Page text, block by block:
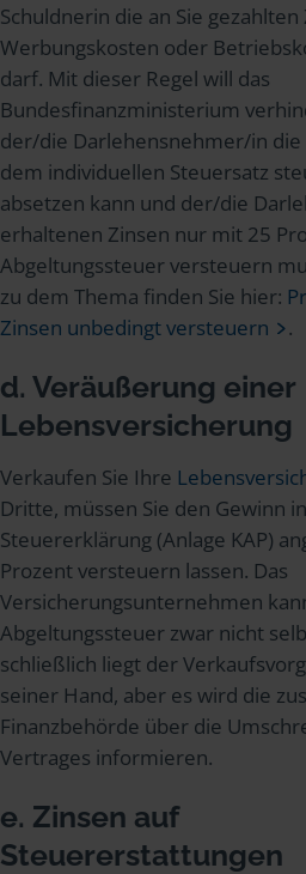
Schuldnerin die an Sie gezahlten
Werbungskosten oder
darf. Mit dieser Regel will das
Bundesfinanzministerium
der/die Darlehensnehmer/in die
dem individuellen Steuersatz
absetzen kann und der/die
erhaltenen Zinsen nur mit 25
Abgeltungssteuer versteuern
zu dem Thema finden Sie hier:
Zinsen unbedingt versteuern
.
d. Veräußerung einer
Lebensversicherung
Verkaufen Sie Ihre
Dritte, müssen Sie den Gewinn
Steuererklärung (Anlage KAP)
Prozent versteuern lassen. Das
Versicherungsunternehmen
Abgeltungssteuer zwar nicht
schließlich liegt der
seiner Hand, aber es wird die
Finanzbehörde über die
Vertrages informieren.
e. Zinsen auf
Steuererstattungen